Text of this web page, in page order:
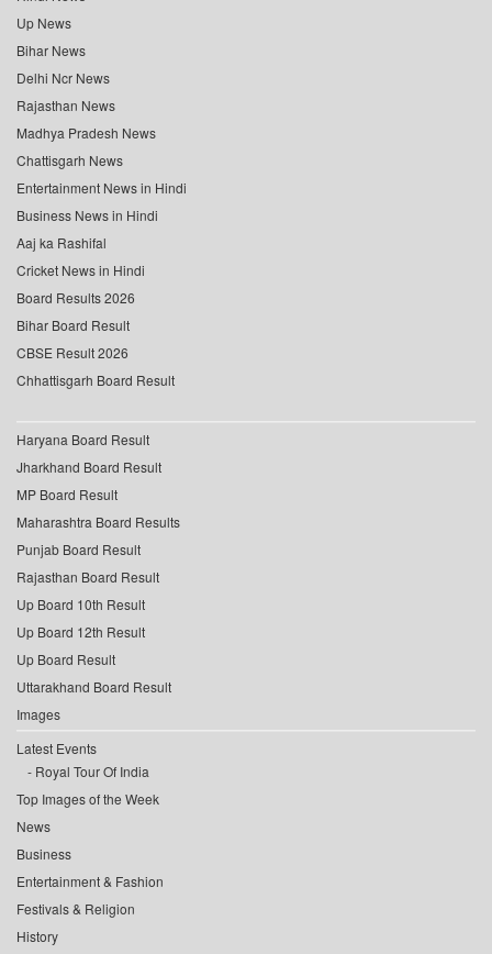
Up News
Bihar News
Delhi Ncr News
Rajasthan News
Madhya Pradesh News
Chattisgarh News
Entertainment News in Hindi
Business News in Hindi
Aaj ka Rashifal
Cricket News in Hindi
Board Results 2026
Bihar Board Result
CBSE Result 2026
Chhattisgarh Board Result
Haryana Board Result
Jharkhand Board Result
MP Board Result
Maharashtra Board Results
Punjab Board Result
Rajasthan Board Result
Up Board 10th Result
Up Board 12th Result
Up Board Result
Uttarakhand Board Result
Images
Latest Events
Royal Tour Of India
Top Images of the Week
News
Business
Entertainment & Fashion
Festivals & Religion
History